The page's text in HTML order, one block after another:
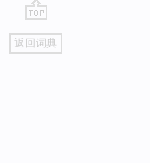
go
top
返回词典